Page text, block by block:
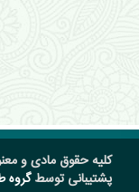
کلیه حقوق مادی و
پشتیبانی توسطگروه